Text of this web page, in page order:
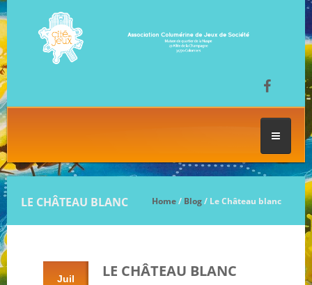
LES SÉANCES DE JEU
FESTIVAL DU JEU
LE CHÂTEAU BLANC Home/ Blog/ Le Château blanc
Juil
LE CHÂTEAU BLANC